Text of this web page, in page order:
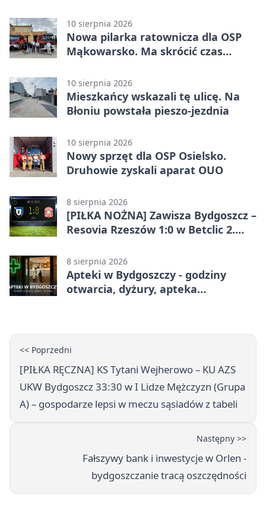
10 sierpnia 2026
Nowa pilarka ratownicza dla OSP
Mąkowarsko. Ma skrócić czas
10 sierpnia 2026
Mieszkańcy wskazali tę ulicę. Na
Błoniu powstała pieszo-jezdnia
10 sierpnia 2026
Nowy sprzęt dla OSP Osielsko.
Druhowie zyskali aparat OUO
8 sierpnia 2026
[PIŁKA NOŻNA] Zawisza Bydgoszcz –
Resovia Rzeszów 1:0 w Betclic 2.
8 sierpnia 2026
Apteki w Bydgoszczy - godziny
otwarcia, dyżury, apteka
<< Poprzedni
[PIŁKA RĘCZNA] KS Tytani Wejherowo – KU AZS
UKW Bydgoszcz 33:30 w I Lidze Mężczyzn (Grupa
A) – gospodarze lepsi w meczu sąsiadów z tabeli
Następny >>
Fałszywy bank i inwestycje w Orlen -
bydgoszczanie tracą oszczędności